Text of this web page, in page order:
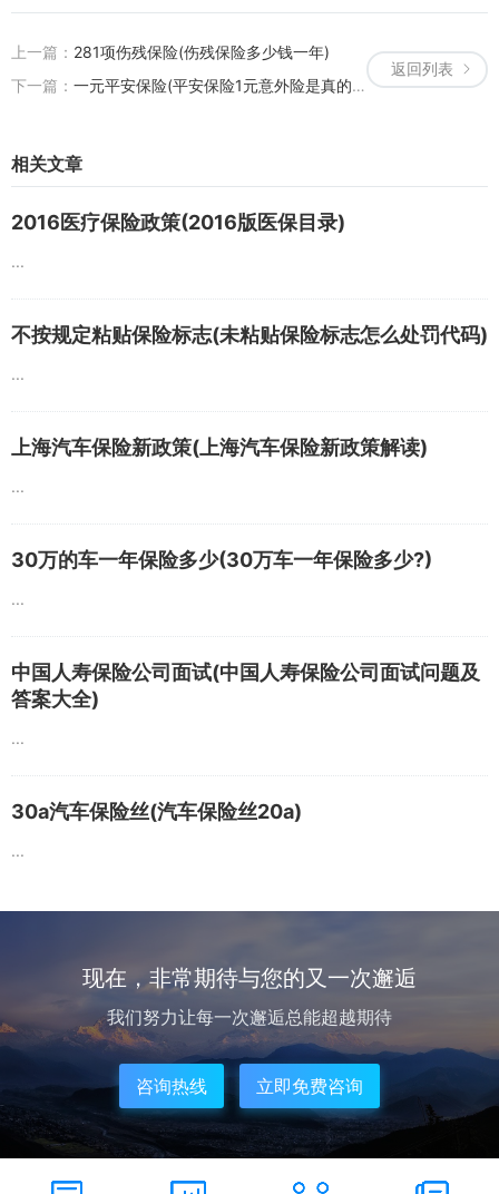
行保险，让您的旅程更加安心、舒适和愉快！
返回列表
上一篇： 281项伤残保险(伤残保险多少钱一年)
下一篇： 一元平安保险(平安保险1元意外险是真的吗?)
相关文章
2016医疗保险政策(2016版医保目录)
...
不按规定粘贴保险标志(未粘贴保险标志怎么处罚代码)
...
上海汽车保险新政策(上海汽车保险新政策解读)
...
30万的车一年保险多少(30万车一年保险多少?)
...
中国人寿保险公司面试(中国人寿保险公司面试问题及
答案大全)
...
30a汽车保险丝(汽车保险丝20a)
...
现在，非常期待与您的又一次邂逅
我们努力让每一次邂逅总能超越期待
咨询热线 立即免费咨询